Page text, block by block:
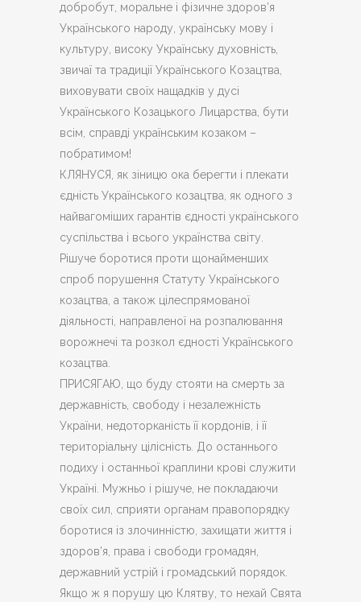
добробут, моральне і фізичне здоров’я
Українського народу, українську мову і
культуру, високу Українську духовність,
звичаї та традиції Українського Козацтва,
виховувати своїх нащадків у дусі
Українського Козацького Лицарства, бути
всім, справді українським козаком –
побратимом!
КЛЯНУСЯ, як зіницю ока берегти і плекати
єдність Українського козацтва, як одного з
найвагоміших гарантів єдності українського
суспільства і всього українства світу.
Рішуче боротися проти щонайменших
спроб порушення Статуту Українського
козацтва, а також цілеспрямованої
діяльності, направленої на розпалювання
ворожнечі та розкол єдності Українського
козацтва.
ПРИСЯГАЮ, що буду стояти на смерть за
державність, свободу і незалежність
України, недоторканість її кордонів, і її
територіальну цілісність. До останнього
подиху і останньої краплини крові служити
Україні. Мужньо і рішуче, не покладаючи
своїх сил, сприяти органам правопорядку
боротися із злочинністю, захищати життя і
здоров’я, права і свободи громадян,
державний устрій і громадський порядок.
Якщо ж я порушу цю Клятву, то нехай Свята